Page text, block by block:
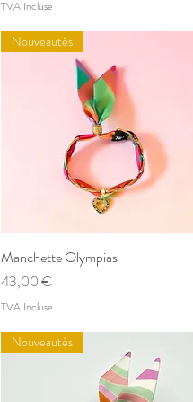
TVA Incluse
Aperçu rapide
Nouveautés
Manchette Olympias
Prix
43,00 €
TVA Incluse
Nouveautés